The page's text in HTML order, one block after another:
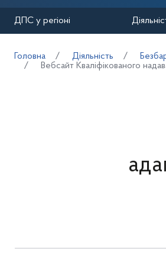
ДПС у регіоні
Головна Діяльність
Вебсайт Кваліфікованого